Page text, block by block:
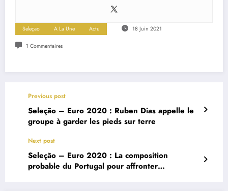
Seleçao A La Une Actu 18 Juin 2021
1 Commentaires
Previous post
Seleção – Euro 2020 : Ruben Dias appelle le
groupe à garder les pieds sur terre
Next post
Seleção – Euro 2020 : La composition
probable du Portugal pour affronter